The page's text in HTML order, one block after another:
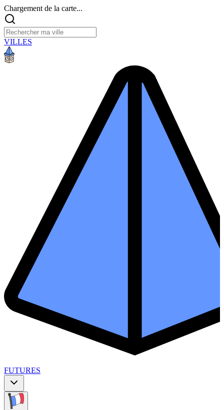
Chargement de la carte...
VILLES
FUTURES